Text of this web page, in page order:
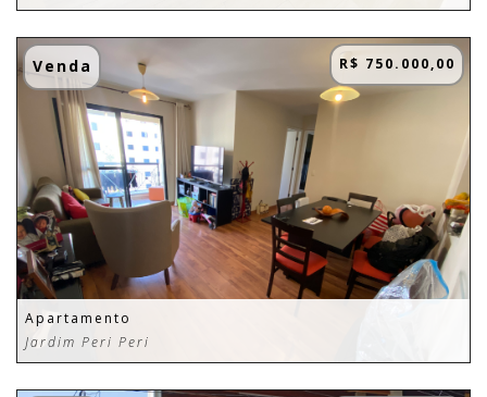
Venda R$ 750.000,00
Apartamento
Jardim Peri Peri